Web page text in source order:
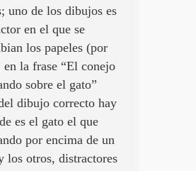
uno de los dibujos es
en el que se
los papeles (por
en la frase “El conejo
sobre el gato”
dibujo correcto hay
es el gato el que
por encima de un
los otros, distractores